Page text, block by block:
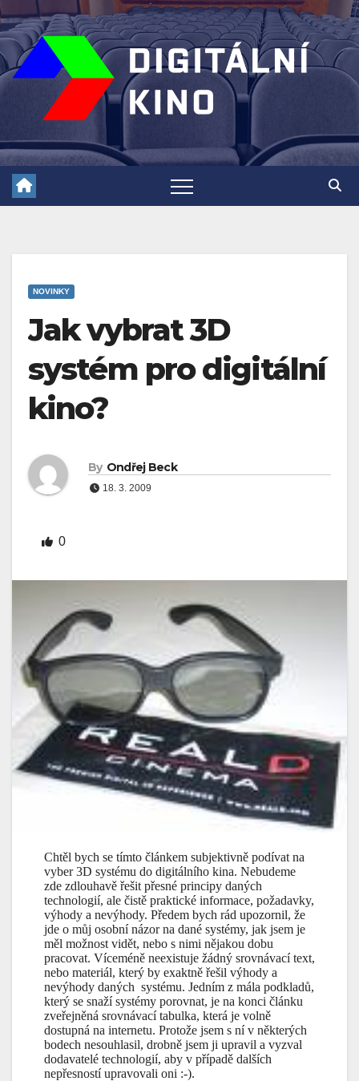
Skip
to
content
NOVINKY
Jak vybrat 3D
systém pro digitální
kino?
By Ondřej Beck
18. 3. 2009
0
Chtěl bych se tímto článkem subjektivně podívat na
vyber 3D systému do digitálního kina. Nebudeme
zde zdlouhavě řešit přesné principy daných
technologií, ale čistě praktické informace, požadavky,
výhody a nevýhody. Předem bych rád upozornil, že
jde o můj osobní názor na dané systémy, jak jsem je
měl možnost vidět, nebo s nimi nějakou dobu
pracovat. Víceméně neexistuje žádný srovnávací text,
nebo materiál, který by exaktně řešil výhody a
nevýhody daných systému. Jedním z mála podkladů,
který se snaží systémy porovnat, je na konci článku
zveřejněná srovnávací tabulka, která je volně
dostupná na internetu. Protože jsem s ní v některých
bodech nesouhlasil, drobně jsem ji upravil a vyzval
dodavatelé technologií, aby v případě dalších
nepřesností upravovali oni :-).